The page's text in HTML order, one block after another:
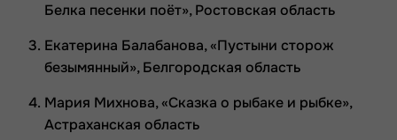
Белка песенки поёт», Ростовская область
Екатерина Балабанова, «Пустыни сторож
безымянный», Белгородская область
Мария Михнова, «Сказка о рыбаке и рыбке»,
Астраханская область